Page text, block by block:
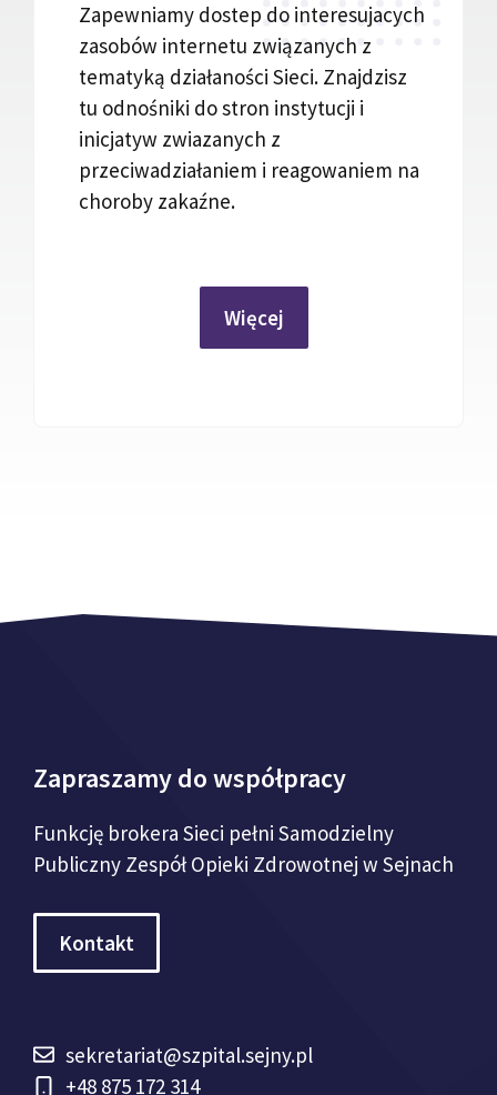
Zapewniamy dostep do interesujacych
zasobów internetu związanych z
tematyką działaności Sieci. Znajdzisz
tu odnośniki do stron instytucji i
inicjatyw zwiazanych z
przeciwadziałaniem i reagowaniem na
choroby zakaźne.
Więcej
Zapraszamy do współpracy
Funkcję brokera Sieci pełni Samodzielny
Publiczny Zespół Opieki Zdrowotnej w Sejnach
Kontakt
sekretariat@szpital.sejny.pl
+48 875 172 314